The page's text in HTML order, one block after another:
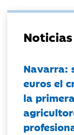
Navarra:
euros el
la